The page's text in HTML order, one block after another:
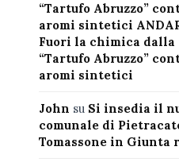
“Tartufo Abruzzo”
aromi sintetici
Fuori la chimica dalla
“Tartufo Abruzzo”
aromi sintetici
John su Si insedia il
comunale di
Tomassone in Giunta